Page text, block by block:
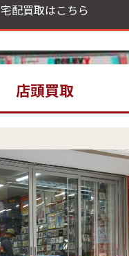
宅配買取はこちら
店頭買取